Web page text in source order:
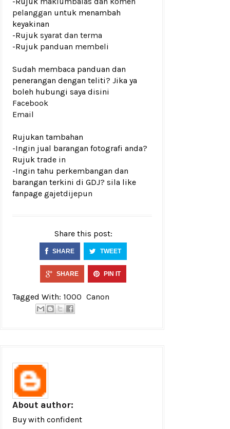
pelanggan untuk menambah
keyakinan
-Rujuk syarat dan terma
-Rujuk panduan membeli
Sudah membaca panduan dan
penerangan dengan teliti? Jika ya
boleh hubungi saya disini
Facebook
Email
Rujukan tambahan
-Ingin jual barangan fotografi anda?
Rujuk trade in
-Ingin tahu perkembangan dan
barangan terkini di GDJ? sila like
fanpage gajetdijepun
Share this post:
SHARE TWEET
SHARE PIN IT
Tagged With: 1000 Canon
About author:
Buy with confident